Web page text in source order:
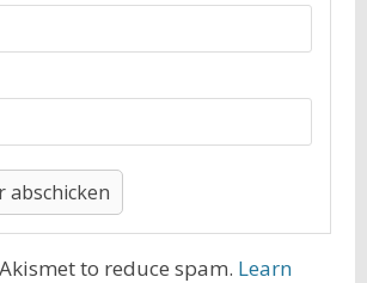
to reduce spam. Learn